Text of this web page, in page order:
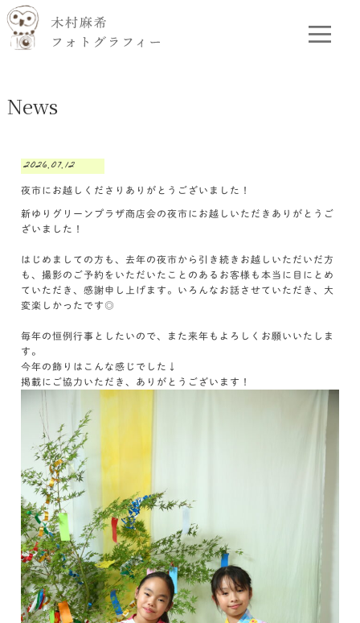
News
2026.07.12
夜市にお越しくださりありがとうございました！
新ゆりグリーンプラザ商店会の夜市にお越しいただきありがとうご
ざいました！
はじめましての方も、去年の夜市から引き続きお越しいただいだ方
も、撮影のご予約をいただいたことのあるお客様も本当に目にとめ
ていただき、感謝申し上げます。いろんなお話させていただき、大
変楽しかったです◎
毎年の恒例行事としたいので、また来年もよろしくお願いいたしま
す。
今年の飾りはこんな感じでした↓
掲載にご協力いただき、ありがとうございます！